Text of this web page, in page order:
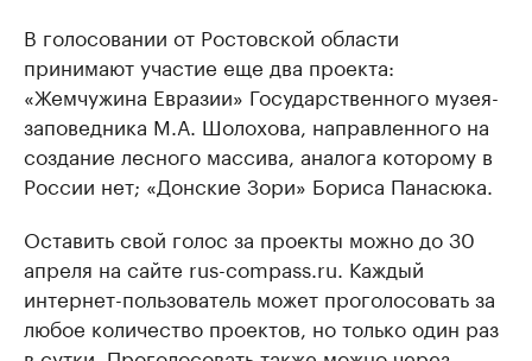
В голосовании от Ростовской области
принимают участие еще два проекта:
«Жемчужина Евразии» Государственного музея-
заповедника М.А. Шолохова, направленного на
создание лесного массива, аналога которому в
России нет; «Донские Зори» Бориса Панасюка.
Оставить свой голос за проекты можно до 30
апреля на сайте rus-compass.ru. Каждый
интернет-пользователь может проголосовать за
любое количество проектов, но только один раз